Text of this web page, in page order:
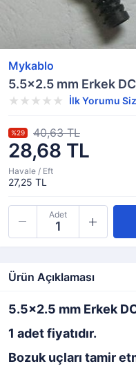
Mykablo
5.5x2.5 mm Erkek
İlk Yorumu
28,68 TL
%29 40,63 TL
Havale / Eft
27,25 TL
Adet
Ürün Açıklaması
5.5x2.5 mm Erkek
1 adet fiyatıdır.
Bozuk uçları tamir